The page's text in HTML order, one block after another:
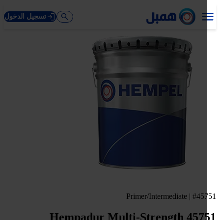
تسجيل الدخول
Primer/Intermediate |
Hempadur Multi-Strength